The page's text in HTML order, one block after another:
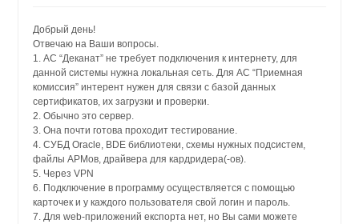
Добрый день!
Отвечаю на Ваши вопросы.
1. АС “Деканат” не требует подключения к интернету, для
данной системы нужна локальная сеть. Для АС “Приемная
комиссия” интерент нужен для связи с базой данных
сертификатов, их загрузки и проверки.
2. Обычно это сервер.
3. Она почти готова проходит тестирование.
4. СУБД Oracle, BDE библиотеки, схемы нужных подсистем,
файлы АРМов, драйвера для кардридера(-ов).
5. Через VPN
6. Подключение в программу осуществляется с помощью
карточек и у каждого пользователя свой логин и пароль.
7. Для web-приложений експорта нет, но Вы сами можете